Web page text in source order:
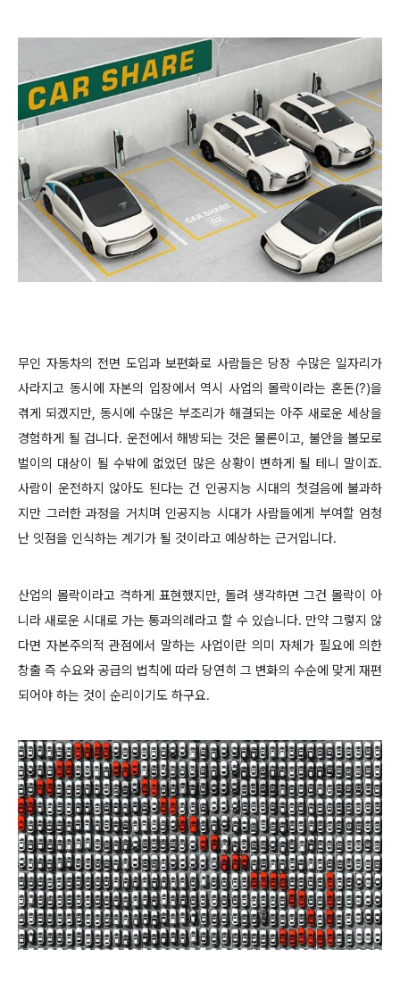
무인 자동차의 전면 도입과 보편화로 사람들은 당장 수많은 일자리가
사라지고 동시에 자본의 입장에서 역시 사업의 몰락이라는 혼돈(?)을
겪게 되겠지만, 동시에 수많은 부조리가 해결되는 아주 새로운 세상을
경험하게 될 겁니다. 운전에서 해방되는 것은 물론이고, 불안을 볼모로
벌이의 대상이 될 수밖에 없었던 많은 상황이 변하게 될 테니 말이죠.
사람이 운전하지 않아도 된다는 건 인공지능 시대의 첫걸음에 불과하
지만 그러한 과정을 거치며 인공지능 시대가 사람들에게 부여할 엄청
난 잇점을 인식하는 계기가 될 것이라고 예상하는 근거입니다.
산업의 몰락이라고 격하게 표현했지만, 돌려 생각하면 그건 몰락이 아
니라 새로운 시대로 가는 통과의례라고 할 수 있습니다. 만약 그렇지 않
다면 자본주의적 관점에서 말하는 사업이란 의미 자체가 필요에 의한
창출 즉 수요와 공급의 법칙에 따라 당연히 그 변화의 수순에 맞게 재편
되어야 하는 것이 순리이기도 하구요.